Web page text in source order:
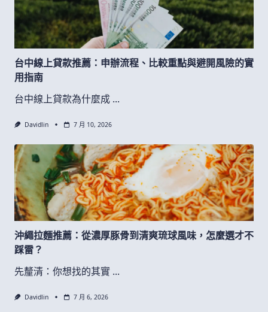
台中線上貸款推薦：申辦流程、比較重點與避開風險的實
用指南
台中線上貸款為什麼成 ...
Davidlin 7 月 10, 2026
沖繩拉麵推薦：從濃厚豚骨到清爽琉球風味，怎麼選才不
踩雷？
先釐清：你想找的其實 ...
Davidlin 7 月 6, 2026